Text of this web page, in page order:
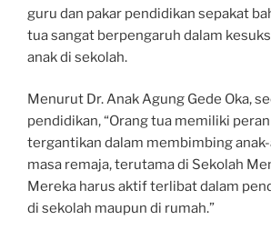
guru dan pakar pendidikan sepakat
tua sangat berpengaruh dalam
anak di sekolah.
Menurut Dr. Anak Agung Gede Oka,
pendidikan, “Orang tua memiliki
tergantikan dalam membimbing
masa remaja, terutama di Sekolah
Mereka harus aktif terlibat dalam
di sekolah maupun di rumah.”